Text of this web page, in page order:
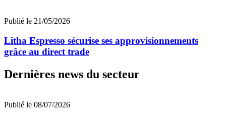
Publié le 21/05/2026
Litha Espresso sécurise ses approvisionnements
grâce au direct trade
Dernières news du secteur
Publié le 08/07/2026